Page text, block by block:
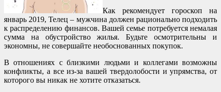
Как рекомендует гороскоп на
январь 2019, Телец – мужчина должен рационально подходить
к распределению финансов. Вашей семье потребуется немалая
сумма на обустройство жилья. Будьте осмотрительны и
экономны, не совершайте необоснованных покупок.
В отношениях с близкими людьми и коллегами возможны
конфликты, а все из-за вашей твердолобости и упрямства, от
которого вы никак не хотите отказаться.